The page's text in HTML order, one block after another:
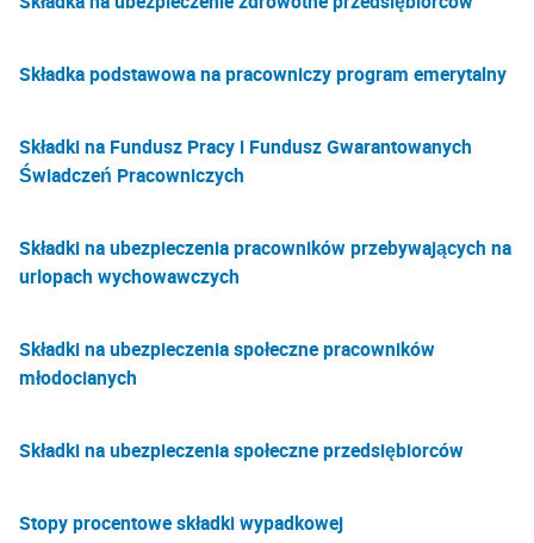
Składka podstawowa na pracowniczy program emerytalny
Składki na Fundusz Pracy i Fundusz Gwarantowanych
Świadczeń Pracowniczych
Składki na ubezpieczenia pracowników przebywających na
urlopach wychowawczych
Składki na ubezpieczenia społeczne pracowników
młodocianych
Składki na ubezpieczenia społeczne przedsiębiorców
Stopy procentowe składki wypadkowej